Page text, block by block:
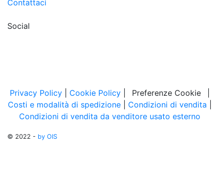
Contattaci
Social
Privacy Policy| Cookie Policy| Preferenze Cookie
Costi e modalità di spedizione| Condizioni di vendita
Condizioni di vendita da venditore usato esterno
© 2022 - by OIS